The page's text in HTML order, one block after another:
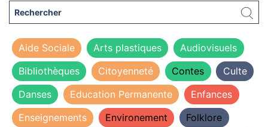
Aide Sociale Arts plastiques
Audiovisuels
Bibliothèques
Citoyenneté Contes
Culte
Danses
Education Permanente
Enfances
Enseignements
Environement
Folklore